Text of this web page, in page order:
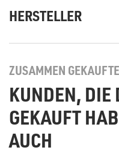
HERSTELLER
ZUSAMMEN
KUNDEN, DIE
GEKAUFT
AUCH